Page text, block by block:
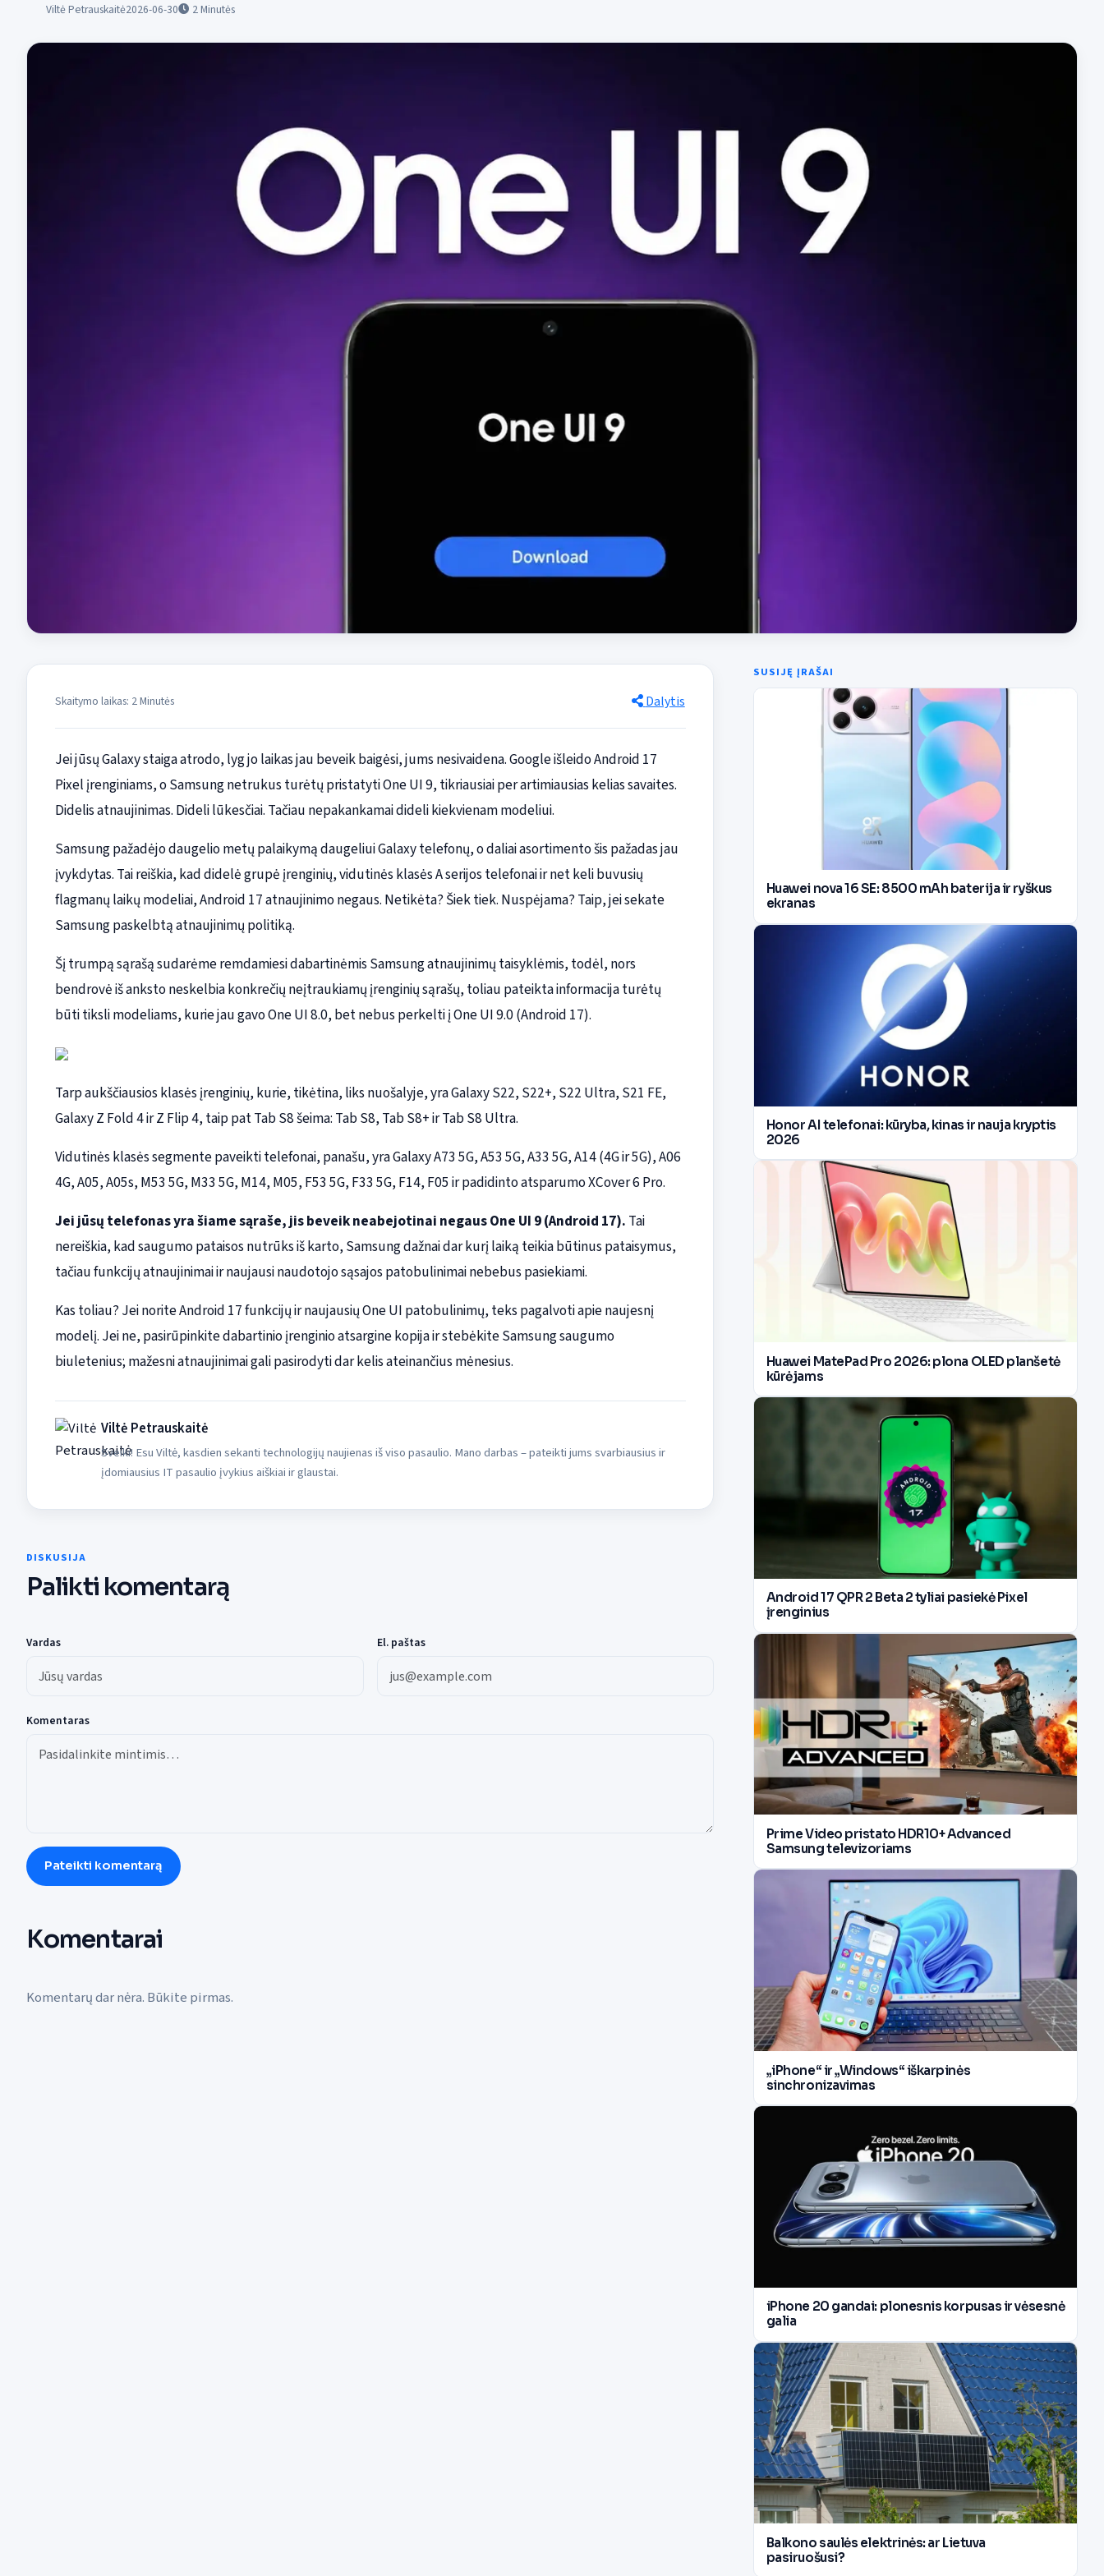
Viltė Petrauskaitė2026-06-30 2Minutės
Skaitymo laikas: 2 Minutės Dalytis
Jei jūsų Galaxy staiga atrodo, lyg jo laikas jau beveik baigėsi, jums nesivaidena. Google išleido Android 17
Pixel įrenginiams, o Samsung netrukus turėtų pristatyti One UI 9, tikriausiai per artimiausias kelias savaites.
Didelis atnaujinimas. Dideli lūkesčiai. Tačiau nepakankamai dideli kiekvienam modeliui.
Samsung pažadėjo daugelio metų palaikymą daugeliui Galaxy telefonų, o daliai asortimento šis pažadas jau
įvykdytas. Tai reiškia, kad didelė grupė įrenginių, vidutinės klasės A serijos telefonai ir net keli buvusių
flagmanų laikų modeliai, Android 17 atnaujinimo negaus. Netikėta? Šiek tiek. Nuspėjama? Taip, jei sekate
Samsung paskelbtą atnaujinimų politiką.
Šį trumpą sąrašą sudarėme remdamiesi dabartinėmis Samsung atnaujinimų taisyklėmis, todėl, nors
bendrovė iš anksto neskelbia konkrečių neįtraukiamų įrenginių sąrašų, toliau pateikta informacija turėtų
būti tiksli modeliams, kurie jau gavo One UI 8.0, bet nebus perkelti į One UI 9.0 (Android 17).
Tarp aukščiausios klasės įrenginių, kurie, tikėtina, liks nuošalyje, yra Galaxy S22, S22+, S22 Ultra, S21 FE,
Galaxy Z Fold 4 ir Z Flip 4, taip pat Tab S8 šeima: Tab S8, Tab S8+ ir Tab S8 Ultra.
Vidutinės klasės segmente paveikti telefonai, panašu, yra Galaxy A73 5G, A53 5G, A33 5G, A14 (4G ir 5G), A06
4G, A05, A05s, M53 5G, M33 5G, M14, M05, F53 5G, F33 5G, F14, F05 ir padidinto atsparumo XCover 6 Pro.
Jei jūsų telefonas yra šiame sąraše, jis beveik neabejotinai negaus One UI 9 (Android 17). Tai
nereiškia, kad saugumo pataisos nutrūks iš karto, Samsung dažnai dar kurį laiką teikia būtinus pataisymus,
tačiau funkcijų atnaujinimai ir naujausi naudotojo sąsajos patobulinimai nebebus pasiekiami.
Kas toliau? Jei norite Android 17 funkcijų ir naujausių One UI patobulinimų, teks pagalvoti apie naujesnį
modelį. Jei ne, pasirūpinkite dabartinio įrenginio atsargine kopija ir stebėkite Samsung saugumo
biuletenius; mažesni atnaujinimai gali pasirodyti dar kelis ateinančius mėnesius.
Viltė Petrauskaitė
Sveiki! Esu Viltė, kasdien sekanti technologijų naujienas iš viso pasaulio. Mano darbas – pateikti jums svarbiausius ir
įdomiausius IT pasaulio įvykius aiškiai ir glaustai.
DISKUSIJA
Palikti komentarą
Vardas El. paštas
Komentaras
Pateikti komentarą
Komentarai
Komentarų dar nėra. Būkite pirmas.
SUSIJĘ ĮRAŠAI
Huawei nova 16 SE: 8500 mAh baterija ir ryškus
ekranas
Honor AI telefonai: kūryba, kinas ir nauja kryptis
2026
Huawei MatePad Pro 2026: plona OLED planšetė
kūrėjams
Android 17 QPR 2 Beta 2 tyliai pasiekė Pixel
įrenginius
Prime Video pristato HDR10+ Advanced
Samsung televizoriams
„iPhone“ ir „Windows“ iškarpinės
sinchronizavimas
iPhone 20 gandai: plonesnis korpusas ir vėsesnė
galia
Balkono saulės elektrinės: ar Lietuva
pasiruošusi?